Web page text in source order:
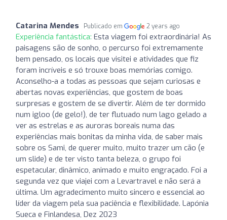
Catarina Mendes Publicado em 2 years ago
Experiência fantástica: Esta viagem foi extraordinária! As
paisagens são de sonho, o percurso foi extremamente
bem pensado, os locais que visitei e atividades que fiz
foram incríveis e só trouxe boas memórias comigo.
Aconselho-a a todas as pessoas que sejam curiosas e
abertas novas experiências, que gostem de boas
surpresas e gostem de se divertir. Além de ter dormido
num igloo (de gelo!), de ter flutuado num lago gelado a
ver as estrelas e as auroras boreais numa das
experiências mais bonitas da minha vida, de saber mais
sobre os Sami, de querer muito, muito trazer um cão (e
um slide) e de ter visto tanta beleza, o grupo foi
espetacular, dinâmico, animado e muito engraçado. Foi a
segunda vez que viajei com a Levartravel e não será a
última. Um agradecimento muito sincero e essencial ao
líder da viagem pela sua paciência e flexibilidade. Lapónia
Sueca e Finlandesa, Dez 2023